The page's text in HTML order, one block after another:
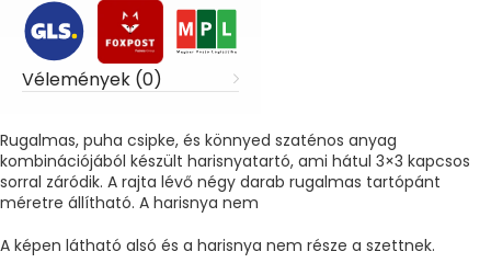
Vélemények (0)
Rugalmas, puha csipke, és könnyed szaténos anyag
kombinációjából készült harisnyatartó, ami hátul 3×3 kapcsos
sorral záródik. A rajta lévő négy darab rugalmas tartópánt
méretre állítható. A harisnya nem
A képen látható alsó és a harisnya nem része a szettnek.